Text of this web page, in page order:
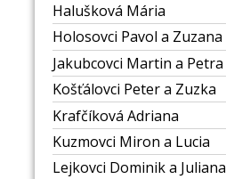
Halušková Mária
Holosovci Pavol a Zuzana
Jakubcovci Martin a Petra
Košťálovci Peter a Zuzka
Krafčíková Adriana
Kuzmovci Miron a Lucia
Lejkovci Dominik a Juliana